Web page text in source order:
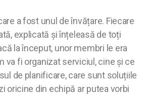
a fost unul de învățare. Fiecare
explicată și înțeleasă de toți
la început, unor membri le era
va fi organizat serviciul, cine și ce
de planificare, care sunt soluțiile
oricine din echipă ar putea vorbi